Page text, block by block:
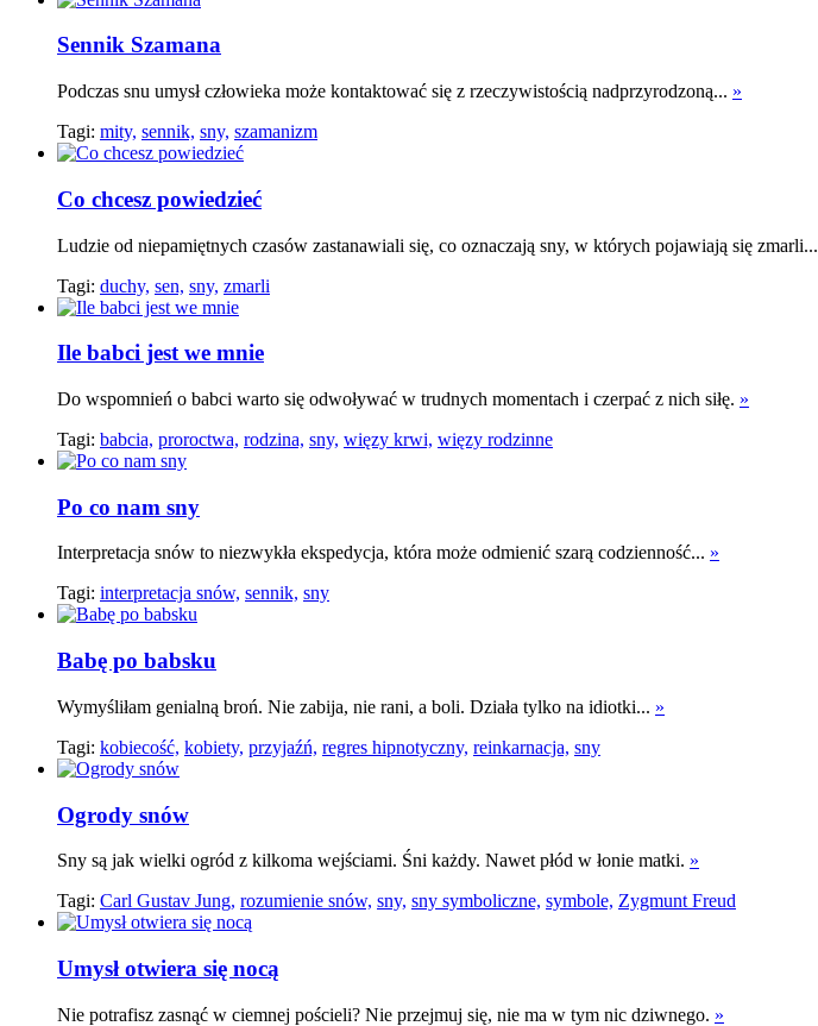
Sennik Szamana
Podczas snu umysł człowieka może kontaktować się z rzeczywistością nadprzyrodzoną... »
Tagi: mity, sennik, sny, szamanizm
Co chcesz powiedzieć
Ludzie od niepamiętnych czasów zastanawiali się, co oznaczają sny, w których pojawiają się zmarli...
Tagi: duchy, sen, sny, zmarli
Ile babci jest we mnie
Do wspomnień o babci warto się odwoływać w trudnych momentach i czerpać z nich siłę. »
Tagi: babcia, proroctwa, rodzina, sny, więzy krwi, więzy rodzinne
Po co nam sny
Interpretacja snów to niezwykła ekspedycja, która może odmienić szarą codzienność... »
Tagi: interpretacja snów, sennik, sny
Babę po babsku
Wymyśliłam genialną broń. Nie zabija, nie rani, a boli. Działa tylko na idiotki... »
Tagi: kobiecość, kobiety, przyjaźń, regres hipnotyczny, reinkarnacja, sny
Ogrody snów
Sny są jak wielki ogród z kilkoma wejściami. Śni każdy. Nawet płód w łonie matki. »
Tagi: Carl Gustav Jung, rozumienie snów, sny, sny symboliczne, symbole, Zygmunt Freud
Umysł otwiera się nocą
Nie potrafisz zasnąć w ciemnej pościeli? Nie przejmuj się, nie ma w tym nic dziwnego. »